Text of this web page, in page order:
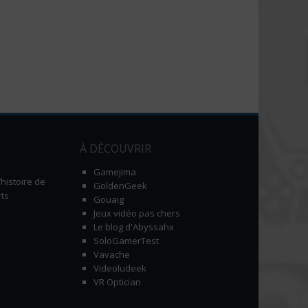
de
À DÉCOUVRIR
Gamejima
GoldenGeek
Gouaig
Jeux vidéo pas chers
Le blog d'Abyssahx
SoloGamerTest
Vavache
Videoludeek
VR Optician